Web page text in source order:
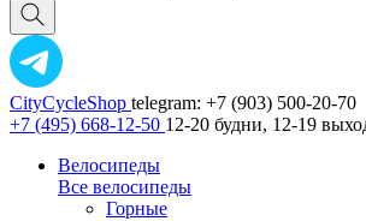
CityCycleShop telegram: +7 (903) 500-20-70
+7 (495) 668-12-50 12-20 будни, 12-19
Велосипеды
Все велосипеды
Горные